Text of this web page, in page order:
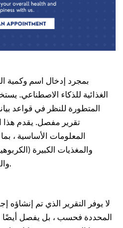
بمجرد إدخال اسم وكمية
الغذائية للذكاء الاصطناعي.
المتطورة للنظر في قواعد
تقرير مفصل. يقدم هذا
المعلومات الأساسية ،
والمغذيات الكبيرة
والفيتامينات والمعادن والمزيد.
لا يوفر التقرير الذي تم إنشاؤه
المحددة فحسب ، بل يفصل